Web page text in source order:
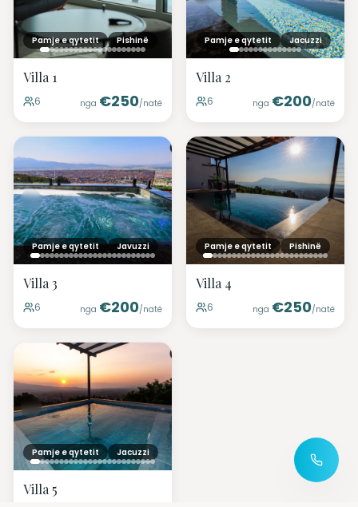
Pamje e qytetit Pishinë
Villa 1
6 nga €250/natë
Pamje e qytetit Jacuzzi
Villa 2
6 nga €200/natë
Pamje e qytetit Javuzzi
Villa 3
6 nga €200/natë
Pamje e qytetit Pishinë
Villa 4
6 nga €250/natë
Pamje e qytetit Jacuzzi
Villa 5